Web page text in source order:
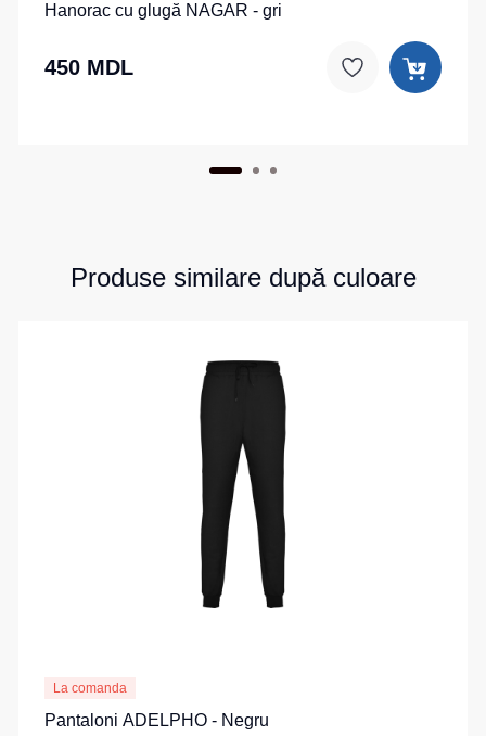
Hanorac cu glugă NAGAR - gri
450 MDL
Produse similare după culoare
La comanda
Pantaloni ADELPHO - Negru